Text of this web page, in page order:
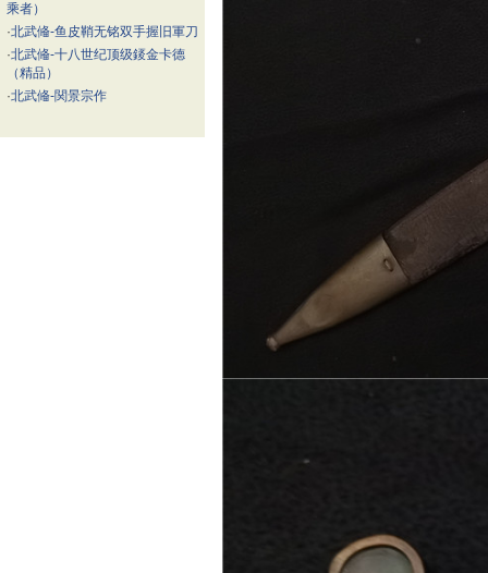
乘者）
·北武偹-鱼皮鞘无铭双手握旧軍刀
·北武偹-十八世纪顶级錽金卡德
（精品）
·北武偹-関景宗作